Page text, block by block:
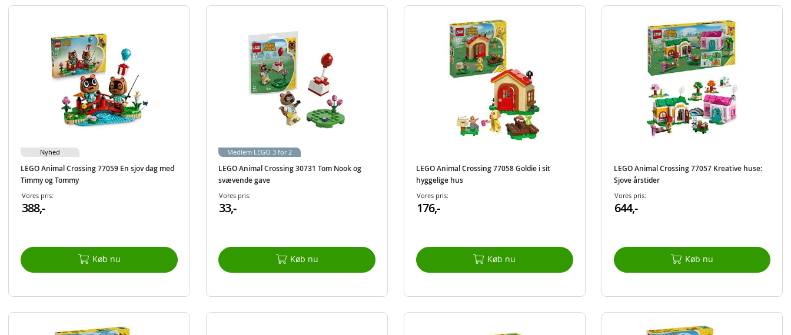
LEGO Animal Crossing 77059 En sjov dag med
Timmy og Tommy
Vores pris:
388,-
Køb nu
Nyhed
LEGO Animal Crossing 30731 Tom Nook og
svævende gave
Vores pris:
33,-
Køb nu
Medlem LEGO 3 for 2
LEGO Animal Crossing 77058 Goldie i sit
hyggelige hus
Vores pris:
176,-
Køb nu
LEGO Animal Crossing 77057 Kreative huse:
Sjove årstider
Vores pris:
644,-
Køb nu